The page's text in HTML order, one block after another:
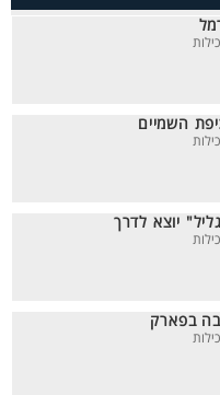
השמיים
יוצא לדרך
בפארק